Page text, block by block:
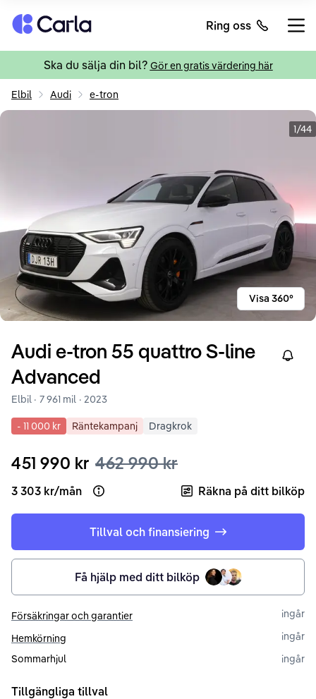
Tillbaka till startsidan Ring oss
Ska du sälja din bil? Gör en gratis värdering här
Elbil Audi e-tron
1/44
Visa 360°
Audi e-tron 55 quattro S-line
Advanced
Right
Elbil · 7 961 mil · 2023
- 11 000 kr Räntekampanj Dragkrok
451 990 kr 462 990 kr
3 303 kr/mån Open loan example Räkna på ditt bilköp
Tillval och finansiering
Få hjälp med ditt bilköp
Försäkringar och garantier
ingår
Hemkörning
ingår
Sommarhjul
ingår
Tillgängliga tillval